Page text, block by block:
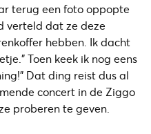
terug een foto oppopte
verteld dat ze deze
hebben. Ik dacht
Toen keek ik nog eens
Dat ding reist dus al
concert in de Ziggo
proberen te geven.